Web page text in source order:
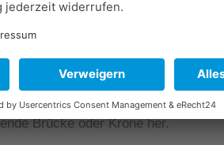
Keramik oder andere
vorgesehenen Pfeiler (natürliche
um, das genau der Situation
Brücke oder Krone her.